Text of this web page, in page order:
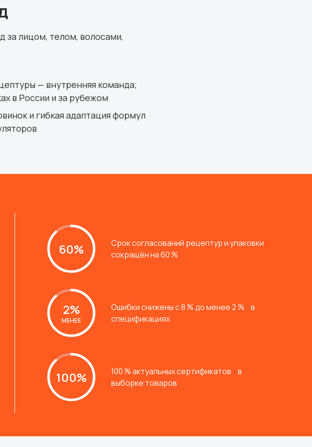
за лицом, телом, волосами,
— внутренняя команда;
в России и за рубежом
и гибкая адаптация формул
60%
Срок согласований рецептур и упаковки
сокращён на 60 %
2%
МЕНЕЕ
Ошибки снижены с 8 % до менее 2 % в
спецификациях
100%
100 % актуальных сертификатов в
выборке товаров